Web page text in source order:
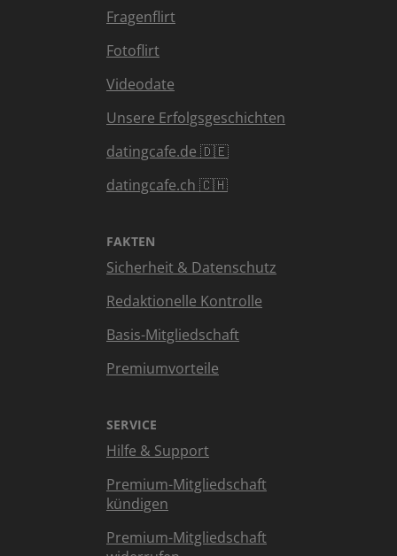
Fragenflirt
Fotoflirt
Videodate
Unsere Erfolgsgeschichten
datingcafe.de 🇩🇪
datingcafe.ch 🇨🇭
FAKTEN
Sicherheit & Datenschutz
Redaktionelle Kontrolle
Basis-Mitgliedschaft
Premiumvorteile
SERVICE
Hilfe & Support
Premium-Mitgliedschaft
kündigen
Premium-Mitgliedschaft